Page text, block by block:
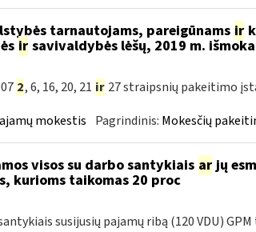
tarnautojams, pareigūnams ir
irsavivaldybės lėšų, 2019 m.
2, 6, 16, 20, 21 ir 27 straipsnių pakeitimo
mokestis Pagrindinis: Mokesčių
visos su darbo santykiais arjų
kurioms taikomas 20 proc
susijusių pajamų ribą (120 VDU)